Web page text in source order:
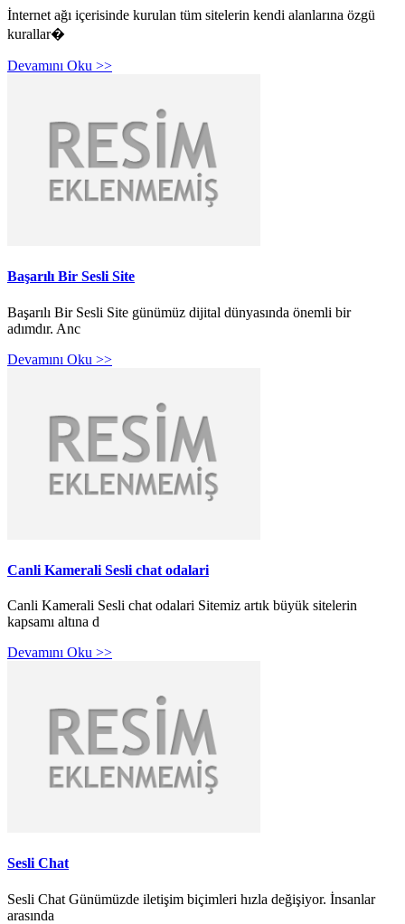
İnternet ağı içerisinde kurulan tüm sitelerin kendi alanlarına özgü
kurallar�
Devamını Oku >>
Başarılı Bir Sesli Site
Başarılı Bir Sesli Site günümüz dijital dünyasında önemli bir
adımdır. Anc
Devamını Oku >>
Canli Kamerali Sesli chat odalari
Canli Kamerali Sesli chat odalari Sitemiz artık büyük sitelerin
kapsamı altına d
Devamını Oku >>
Sesli Chat
Sesli Chat Günümüzde iletişim biçimleri hızla değişiyor. İnsanlar
arasında